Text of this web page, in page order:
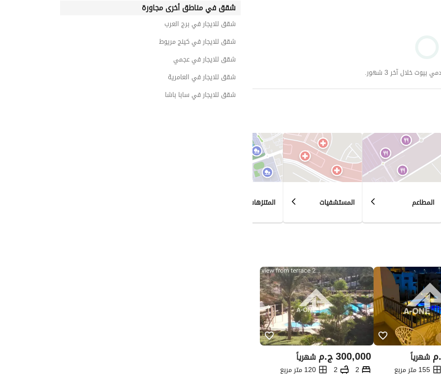
بدون أي تكاليف إضافية
طوال فترة الإقامة
خلال آخر 3 شهور.
المطاعم المستشفيات المتنزهات
شهرياً
155 متر مربع
ج.م300,000 شهرياً
2
2 120 متر مربع
شقق في مناطق أخرى مجاورة
شقق للايجار في برج العرب
شقق للايجار في كينج مريوط
شقق للايجار في عجمي
شقق للايجار في العامرية
شقق للايجار في سابا باشا